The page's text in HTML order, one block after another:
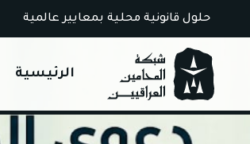
to
content
حلول قانونية محلية بمعايير عالمية
الرئيسية